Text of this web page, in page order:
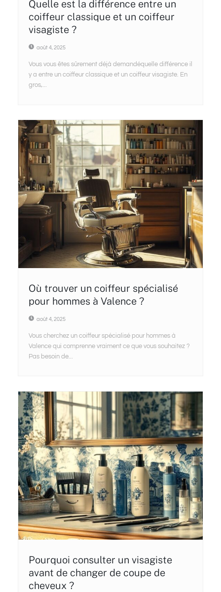
Quelle est la différence entre un
coiffeur classique et un coiffeur
visagiste ?
août 4, 2025
Vous vous êtes sûrement déjà demandéquelle différence il
y a entre un coiffeur classique et un coiffeur visagiste. En
gros,...
Où trouver un coiffeur spécialisé
pour hommes à Valence ?
août 4, 2025
Vous cherchez un coiffeur spécialisé pour hommes à
Valence qui comprenne vraiment ce que vous souhaitez ?
Pas besoin de...
Pourquoi consulter un visagiste
avant de changer de coupe de
cheveux ?